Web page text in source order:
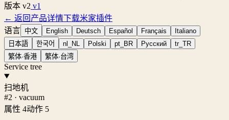
版本 v2 v1
← 返回产品详情下载米家插件
语言 中文 English Deutsch Español Français
Italiano
日本語
한국어 nl_NL Polski pt_BR Русский
tr_TR
繁体·香港
繁体·台湾
Service tree
扫地机
#2 · vacuum
属性 4动作 5